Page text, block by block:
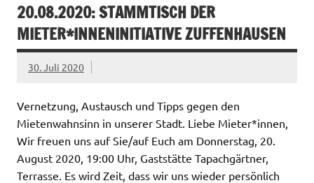
20.08.2020: STAMMTISCH DER
MIETER*INNENINITIATIVE ZUFFENHAUSEN
30. Juli 2020
Vernetzung, Austausch und Tipps gegen den
Mietenwahnsinn in unserer Stadt. Liebe Mieter*innen,
Wir freuen uns auf Sie/auf Euch am Donnerstag, 20.
August 2020, 19:00 Uhr, Gaststätte Tapachgärtner,
Terrasse. Es wird Zeit, dass wir uns wieder persönlich